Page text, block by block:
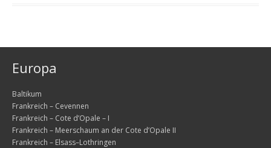
Mit Motorrädern vier Wochen durch Südnorwegen
Ein Wort zuvor
Die erste Woche – Südnorwegen
Sonntag, 26.07. – Die Anfahrt
Montag, 27.07. – die ersten Kilometer auf
Europa
Baltikum
Frankreich – Cevennen
Frankreich – Cote d’Opale – I
Frankreich – Meerschaum an der Cote d’Opale II
Frankreich – Elsass–Lothringen